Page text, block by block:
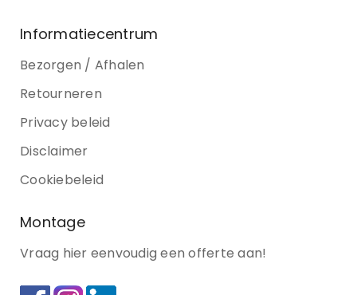
Informatiecentrum
Bezorgen / Afhalen
Retourneren
Privacy beleid
Disclaimer
Cookiebeleid
Montage
Vraag hier eenvoudig een offerte aan!